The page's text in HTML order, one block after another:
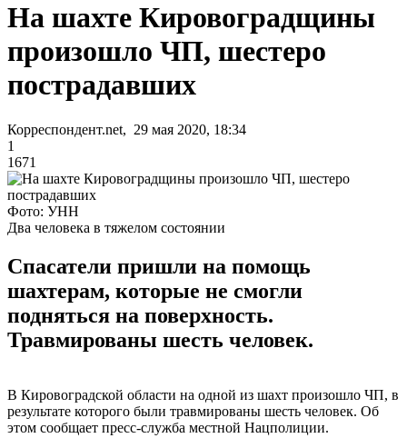
На шахте Кировоградщины
произошло ЧП, шестеро
пострадавших
Корреспондент.net, 29 мая 2020, 18:34
1
1671
Фото: УНН
Два человека в тяжелом состоянии
Спасатели пришли на помощь
шахтерам, которые не смогли
подняться на поверхность.
Травмированы шесть человек.
В Кировоградской области на одной из шахт произошло ЧП, в
результате которого были травмированы шесть человек. Об
этом сообщает пресс-служба местной Нацполиции.